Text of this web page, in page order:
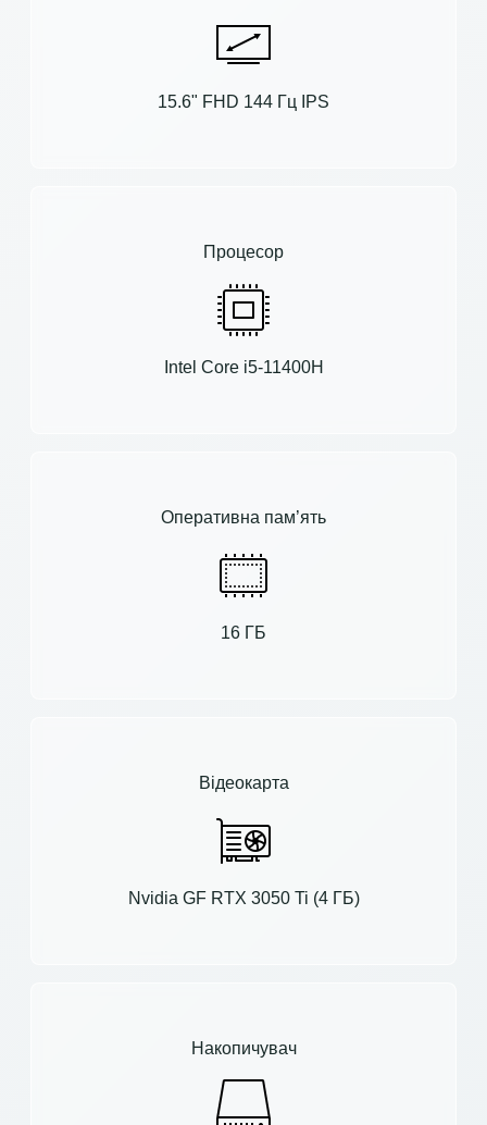
15.6" FHD 144 Гц IPS
Процесор
Intel Core i5-11400H
Оперативна пам’ять
16 ГБ
Відеокарта
Nvidia GF RTX 3050 Ti (4 ГБ)
Накопичувач